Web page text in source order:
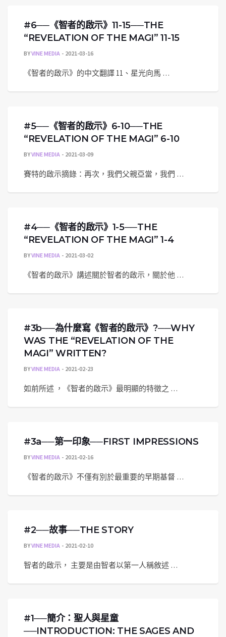
#6──《智者的啟示》11-15──THE
“REVELATION OF THE MAGI” 11-15
BYVINE MEDIA 2021-03-16
《智者的啟示》的中文翻譯 11、星光向馬 …
#5──《智者的啟示》6-10──THE
“REVELATION OF THE MAGI” 6-10
BYVINE MEDIA 2021-03-09
賽特的啟示摘錄：再次，我們父親亞當，我們 …
#4──《智者的啟示》1-5──THE
“REVELATION OF THE MAGI” 1-4
BYVINE MEDIA 2021-03-02
《智者的啟示》講述關於智者的啟示，關於他 …
#3b──為什麼寫《智者的啟示》?──WHY
WAS THE “REVELATION OF THE
MAGI” WRITTEN?
BYVINE MEDIA 2021-02-23
如前所述 ，《智者的啟示》最明顯的特徵之 …
#3a──第一印象──FIRST IMPRESSIONS
BYVINE MEDIA 2021-02-16
《智者的啟示》不僅有別於最重要的早期基督 …
#2──故事──THE STORY
BYVINE MEDIA 2021-02-10
智者的啟示， 主要是由智者以第一人稱敘述 …
#1──簡介：聖人與星童
──INTRODUCTION: THE SAGES AND